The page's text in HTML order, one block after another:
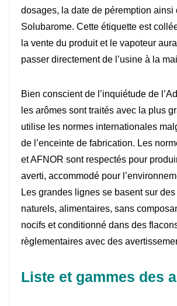
dosages, la date de péremption ainsi
Solubarome. Cette étiquette est
la vente du produit et le vapoteur
passer directement de l’usine à la
Bien conscient de l’inquiétude de
les arômes sont traités avec la plus
utilise les normes internationales
de l’enceinte de fabrication. Les
et AFNOR sont respectés pour
averti, accommodé pour
Les grandes lignes se basent sur
naturels, alimentaires, sans
nocifs et conditionné dans des
règlementaires avec des
Liste et gammes des